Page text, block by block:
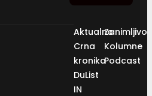
Aktualno
Crna
kronika
DuList
IN
Kolumne
Podcast